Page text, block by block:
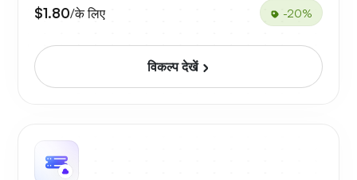
$1.80/के लिए -20%
विकल्प देखें